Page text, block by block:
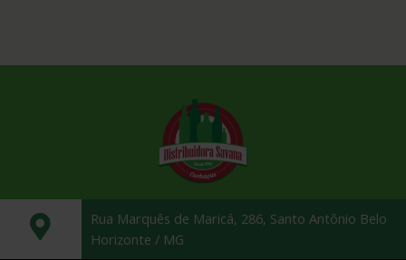
Rua Marquês de Maricá, 286, Santo Antônio Belo
Horizonte / MG